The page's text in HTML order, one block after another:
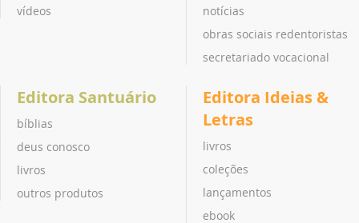
vídeos
notícias
obras sociais redentoristas
secretariado vocacional
Editora Santuário
bíblias
deus conosco
livros
outros produtos
Editora Ideias &
Letras
livros
coleções
lançamentos
ebook